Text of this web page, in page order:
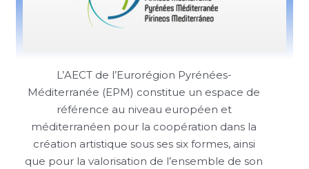
L’AECT de l’Eurorégion Pyrénées-
Méditerranée (EPM) constitue un espace de
référence au niveau européen et
méditerranéen pour la coopération dans la
création artistique sous ses six formes, ainsi
que pour la valorisation de l’ensemble de son